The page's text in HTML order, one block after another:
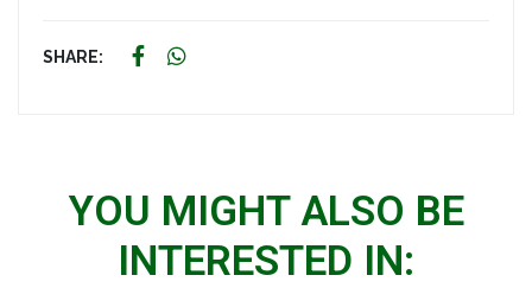
SHARE:
YOU MIGHT ALSO BE
INTERESTED IN: